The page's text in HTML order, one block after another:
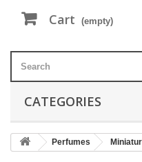
Cart (empty)
CATEGORIES
Perfumes